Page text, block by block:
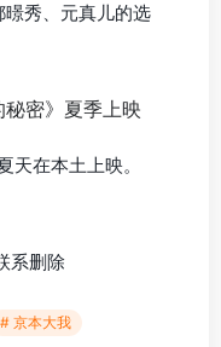
秀、元真儿的选
天在本土上映。
系删除
# 京本大我